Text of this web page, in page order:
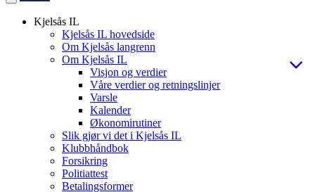
Veksle
navigasjonKjelsås IL
Kjelsås IL hovedside
Om Kjelsås langrenn
Om Kjelsås IL
Visjon og verdier
Våre verdier og retningslinjer
Varsle
Kalender
Økonomirutiner
Slik gjør vi det i Kjelsås IL
Klubbhåndbok
Forsikring
Politiattest
Betalingsformer